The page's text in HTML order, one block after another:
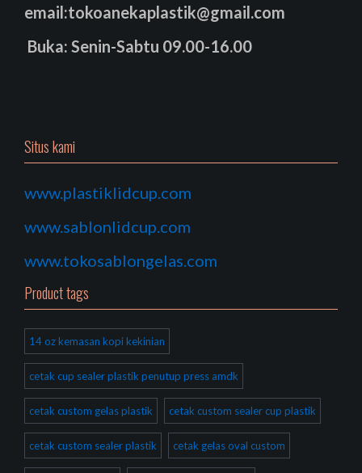
email:tokoanekaplastik@gmail.com
Buka: Senin-Sabtu 09.00-16.00
Situs kami
www.plastiklidcup.com
www.sablonlidcup.com
www.tokosablongelas.com
Product tags
14 oz kemasan kopi kekinian
cetak cup sealer plastik penutup press amdk
cetak custom gelas plastik cetak custom sealer cup plastik
cetak custom sealer plastik cetak gelas oval custom